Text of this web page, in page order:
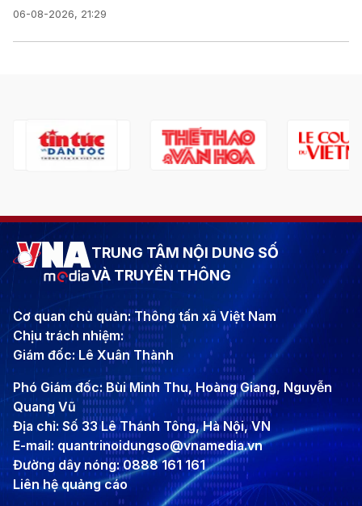
06-08-2026, 21:29
TRUNG TÂM NỘI DUNG SỐ
VÀ TRUYỀN THÔNG
Cơ quan chủ quản: Thông tấn xã Việt Nam
Chịu trách nhiệm:
Giám đốc: Lê Xuân Thành
Phó Giám đốc: Bùi Minh Thu, Hoàng Giang, Nguyễn
Quang Vũ
Địa chỉ: Số 33 Lê Thánh Tông, Hà Nội, VN
E-mail: quantrinoidungso@vnamedia.vn
Đường dây nóng: 0888 161 161
Liên hệ quảng cáo